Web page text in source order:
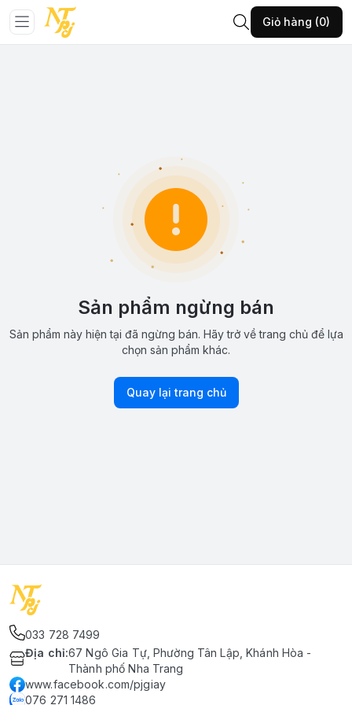
Giỏ hàng (0)
Sản phẩm ngừng bán
Sản phẩm này hiện tại đã ngừng bán. Hãy trở về trang chủ để lựa
chọn sản phẩm khác.
Quay lại trang chủ
033 728 7499
Địa chỉ:67 Ngô Gia Tự, Phường Tân Lập, Khánh Hòa -
Thành phố Nha Trang
www.facebook.com/pjgiay
076 271 1486